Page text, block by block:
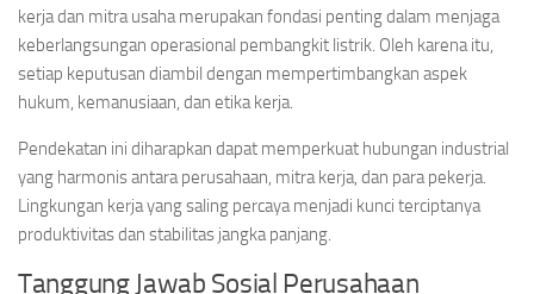
kerja dan mitra usaha merupakan fondasi penting dalam menjaga
keberlangsungan operasional pembangkit listrik. Oleh karena itu,
setiap keputusan diambil dengan mempertimbangkan aspek
hukum, kemanusiaan, dan etika kerja.
Pendekatan ini diharapkan dapat memperkuat hubungan industrial
yang harmonis antara perusahaan, mitra kerja, dan para pekerja.
Lingkungan kerja yang saling percaya menjadi kunci terciptanya
produktivitas dan stabilitas jangka panjang.
Tanggung Jawab Sosial Perusahaan